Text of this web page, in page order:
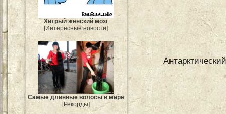
Хитрый женский мозг
[Интересные новости]
Самые длинные волосы в мире
[Рекорды]